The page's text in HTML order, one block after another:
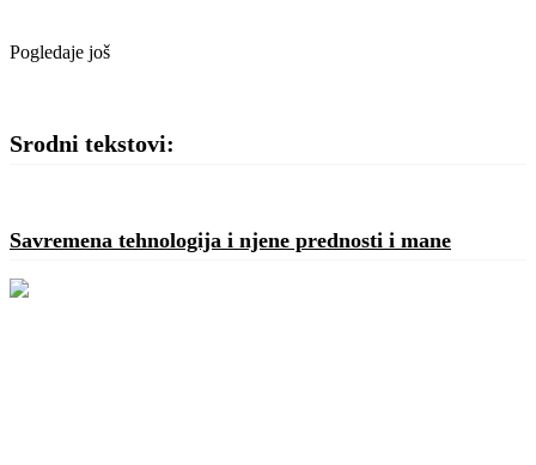
Pogledaje još
Srodni tekstovi:
Savremena tehnologija i njene prednosti i mane